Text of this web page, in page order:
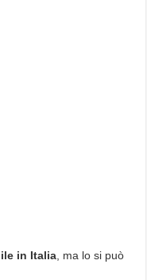
in Italia , ma lo si può